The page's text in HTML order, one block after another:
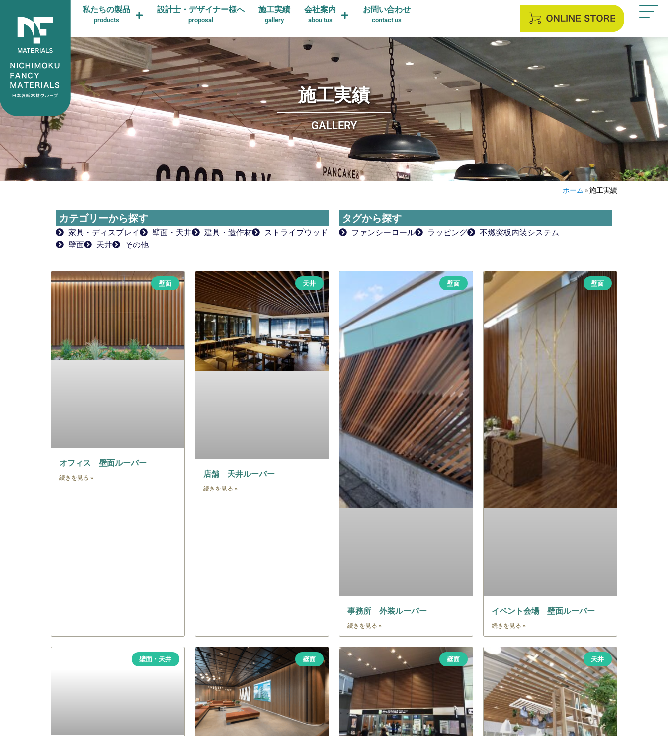
私たちの製品
products
設計士・デザイナー様へ
proposal
施工実績
gallery
会社案内
abou tus
お問い合わせ
contact us
施工実績
GALLERY
ホーム »施工実績
カテゴリーから探す
家具・ディスプレイ 壁面・天井 建具・造作材
ストライプウッド
壁面
天井 その他
タグから探す
ファンシーロール ラッピング 不燃突板内装システム
壁面
オフィス 壁面ルーバー
続きを見る »
天井
店舗 天井ルーバー
続きを見る »
壁面
事務所 外装ルーバー
続きを見る »
壁面
イベント会場 壁面ルーバー
続きを見る »
壁面・天井 壁面 壁面 天井